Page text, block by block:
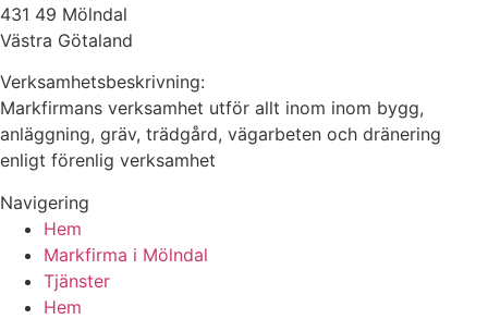
431 49 Mölndal
Västra Götaland
Verksamhetsbeskrivning:
Markfirmans verksamhet utför allt inom inom bygg,
anläggning, gräv, trädgård, vägarbeten och dränering
enligt förenlig verksamhet
Navigering
Hem
Markfirma i Mölndal
Tjänster
Hem